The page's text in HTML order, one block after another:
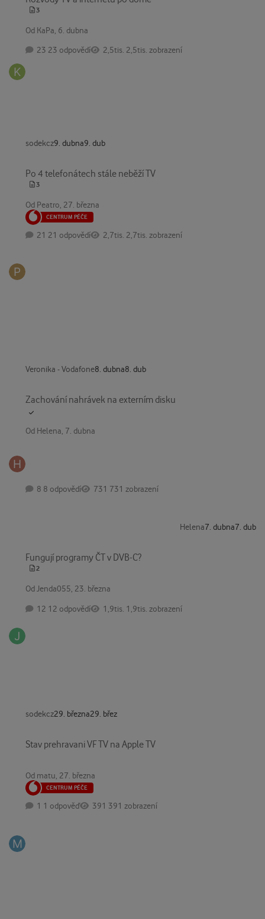
3
Od KaPa, 6. dubna
23 odpovědí 2,5tis. zobrazení
sodekcz9. dubna9. dub
Po 4 telefonátech stále neběží TV
3
Od Peatro, 27. března
CENTRUM PÉČE
21 odpovědí 2,7tis. zobrazení
Veronika - Vodafone8. dubna8. dub
Zachování nahrávek na externím disku
Od Helena, 7. dubna
8 odpovědí 731 zobrazení
Helena7. dubna7. dub
Fungují programy ČT v DVB-C?
2
OdJenda055, 23. března
12 odpovědí 1,9tis. zobrazení
sodekcz29. března29. břez
Stav prehravani VF TV na Apple TV
Od matu, 27. března
CENTRUM PÉČE
1 odpověď 391 zobrazení